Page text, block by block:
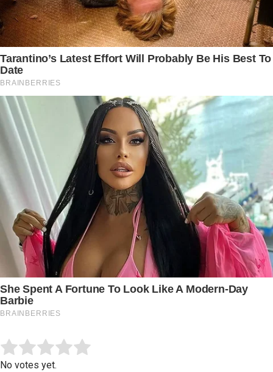
Rate this item:
No votes yet.